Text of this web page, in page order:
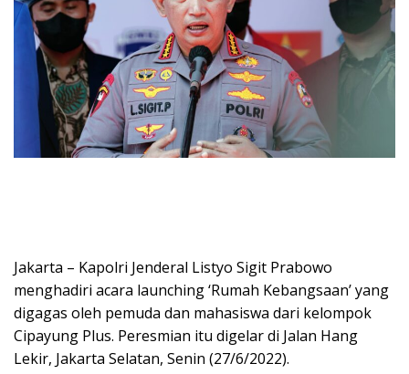
Jakarta – Kapolri Jenderal Listyo Sigit Prabowo
menghadiri acara launching ‘Rumah Kebangsaan’ yang
digagas oleh pemuda dan mahasiswa dari kelompok
Cipayung Plus. Peresmian itu digelar di Jalan Hang
Lekir, Jakarta Selatan, Senin (27/6/2022).